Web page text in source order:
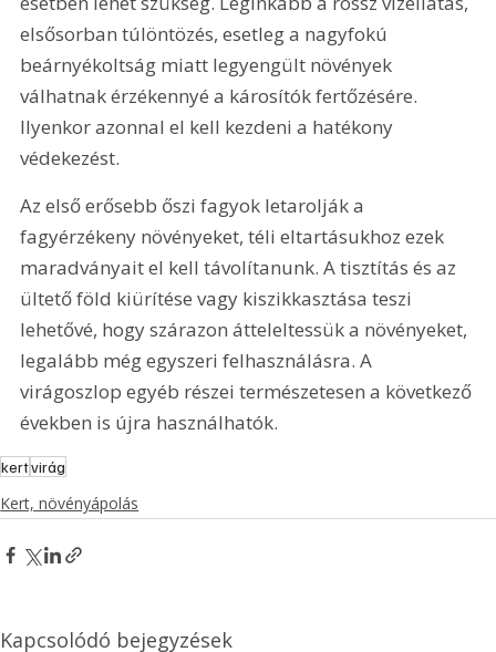
elsősorban túlöntözés, esetleg a nagyfokú
beárnyékoltság miatt legyengült növények
válhatnak érzékennyé a károsítók fertőzésére.
Ilyenkor azonnal el kell kezdeni a hatékony
védekezést.
Az első erősebb őszi fagyok letarolják a
fagyérzékeny növényeket, téli eltartásukhoz ezek
maradványait el kell távolítanunk. A tisztítás és az
ültető föld kiürítése vagy kiszikkasztása teszi
lehetővé, hogy szárazon átteleltessük a növényeket,
legalább még egyszeri felhasználásra. A
virágoszlop egyéb részei természetesen a következő
években is újra használhatók.
kertvirág
Kert, növényápolás
Kapcsolódó bejegyzések